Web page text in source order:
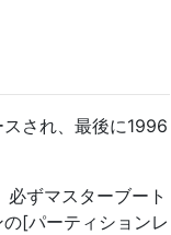
され、最後に1996
ずマスターブート
[パーティションレ